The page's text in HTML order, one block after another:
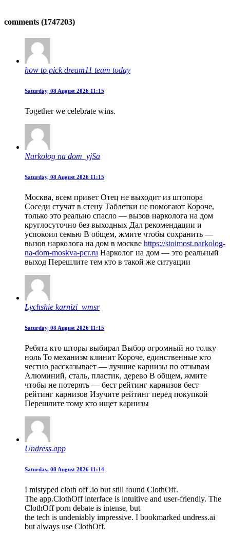
comments (1747203)
how to pick dream11 team today
Saturday, 08 August 2026 11:15
Together we celebrate wins.
Narkolog na dom_yjSa
Saturday, 08 August 2026 11:15
Москва, всем привет Отец не выходит из штопора
Соседи стучат в стену Таблетки не помогают Короче,
только это реально спасло — вызов нарколога на дом
круглосуточно без выходных Дал рекомендации и
успокоил семью В общем, жмите чтобы сохранить —
вызов нарколога на дом в москве https://stoimost.narkolog-
na-dom-moskva-pcr.ru Нарколог на дом — это реальный
выход Перешлите тем кто в такой же ситуации
Lychshie karnizi_wmsr
Saturday, 08 August 2026 11:15
Ребята кто шторы выбирал Выбор огромный но толку
ноль То механизм клинит Короче, единственные кто
честно рассказывает — лучшие карнизы по отзывам
Алюминий, сталь, пластик, дерево В общем, жмите
чтобы не потерять — бест рейтинг карнизов бест
рейтинг карнизов Изучите рейтинг перед покупкой
Перешлите тому кто ищет карнизы
Undress.app
Saturday, 08 August 2026 11:14
I mistyped cloth off .io but still found ClothOff.
The app.ClothOff interface is intuitive and user-friendly. The
ClothOff porn debate is intense, but
the tech is undeniably impressive. I bookmarked undress.ai
but always use ClothOff.